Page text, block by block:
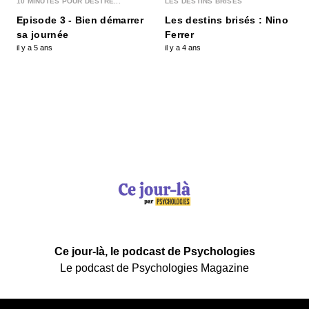
Episode 3 - Bien démarrer
sa journée
il y a 5 ans
Les destins brisés : Nino
Ferrer
il y a 4 ans
Ce jour-là, le podcast de Psychologies
Le podcast de Psychologies Magazine